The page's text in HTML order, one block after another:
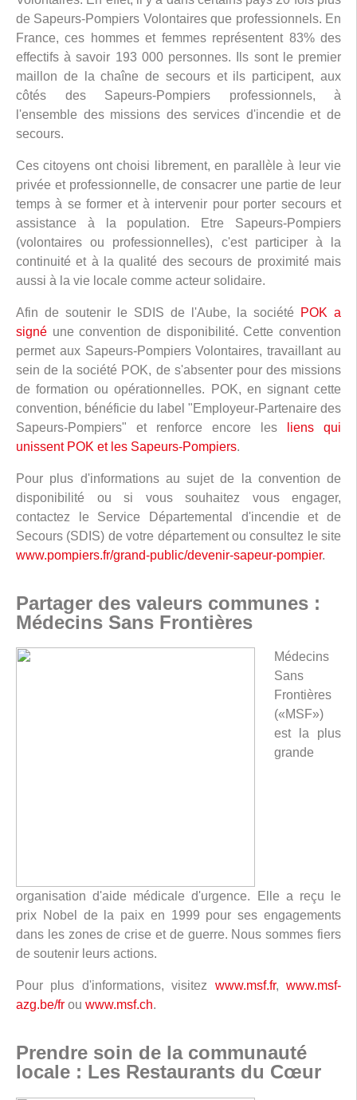
de Sapeurs-Pompiers Volontaires que professionnels. En
France, ces hommes et femmes représentent 83% des
effectifs à savoir 193 000 personnes. Ils sont le premier
maillon de la chaîne de secours et ils participent, aux
côtés des Sapeurs-Pompiers professionnels, à
l'ensemble des missions des services d'incendie et de
secours.
Ces citoyens ont choisi librement, en parallèle à leur vie
privée et professionnelle, de consacrer une partie de leur
temps à se former et à intervenir pour porter secours et
assistance à la population. Etre Sapeurs-Pompiers
(volontaires ou professionnelles), c'est participer à la
continuité et à la qualité des secours de proximité mais
aussi à la vie locale comme acteur solidaire.
Afin de soutenir le SDIS de l'Aube, la société
POK a
signé une convention de disponibilité. Cette convention
permet aux Sapeurs-Pompiers Volontaires, travaillant au
sein de la société POK, de s'absenter pour des missions
de formation ou opérationnelles. POK, en signant cette
convention, bénéficie du label "Employeur-Partenaire des
Sapeurs-Pompiers" et renforce encore les
liens qui
unissent POK et les Sapeurs-Pompiers.
Pour plus d'informations au sujet de la convention de
disponibilité ou si vous souhaitez vous engager,
contactez le Service Départemental d'incendie et de
Secours (SDIS) de votre département ou consultez le site
www.pompiers.fr/grand-public/devenir-sapeur-pompier.
Partager des valeurs communes :
Médecins Sans Frontières
Médecins
Sans
Frontières
(«MSF»)
est la plus
grande
organisation d'aide médicale d'urgence. Elle a reçu le
prix Nobel de la paix en 1999 pour ses engagements
dans les zones de crise et de guerre. Nous sommes fiers
de soutenir leurs actions.
Pour plus d'informations, visitez www.msf.fr,www.msf-
azg.be/fr ou www.msf.ch.
Prendre soin de la communauté
locale : Les Restaurants du Cœur